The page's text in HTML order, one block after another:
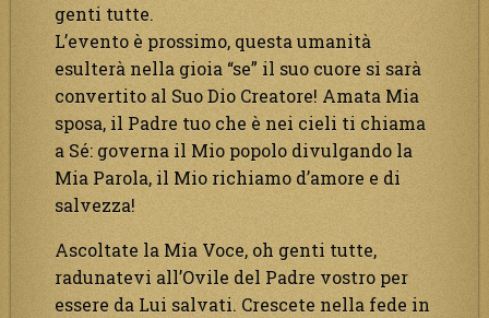
genti tutte.
L’evento è prossimo, questa umanità
esulterà nella gioia “se” il suo cuore si sarà
convertito al Suo Dio Creatore! Amata Mia
sposa, il Padre tuo che è nei cieli ti chiama
a Sé: governa il Mio popolo divulgando la
Mia Parola, il Mio richiamo d’amore e di
salvezza!
Ascoltate la Mia Voce, oh genti tutte,
radunatevi all’Ovile del Padre vostro per
essere da Lui salvati. Crescete nella fede in